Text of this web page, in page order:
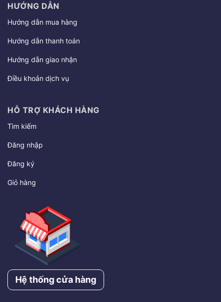
HƯỚNG DẪN
Hướng dẫn mua hàng
Hướng dẫn thanh toán
Hướng dẫn giao nhận
Điều khoản dịch vụ
HỖ TRỢ KHÁCH HÀNG
Tìm kiếm
Đăng nhập
Đăng ký
Giỏ hàng
Hệ thống cửa hàng